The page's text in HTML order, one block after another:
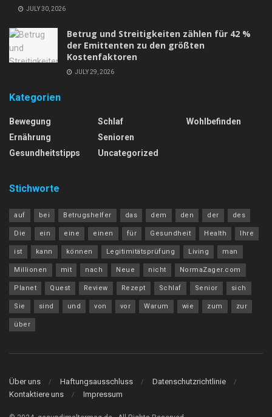
JULY 30, 2026
Betrug und Streitigkeiten zählen für 42 %
der Emittenten zu den größten
Kostenfaktoren
JULY 29, 2026
Kategorien
Bewegung
Ernährung
Gesundheitstipps
Schlaf
Senioren
Uncategorized
Wohlbefinden
Stichworte
auf bei Betrugshelfer das dem den der des
Die ein eine einen für Gesundheit Health Ihre
ist kann können Legitimitätsprüfung Living man
Millionen mit nach Neue nicht NormaZager.com
Planet Quest Review Rezept Schlaf Senior sich
Sie sind und von vor Warum wie zum zur
über
Über uns Haftungsausschluss
Datenschutzrichtlinie
Kontaktiere uns
Impressum